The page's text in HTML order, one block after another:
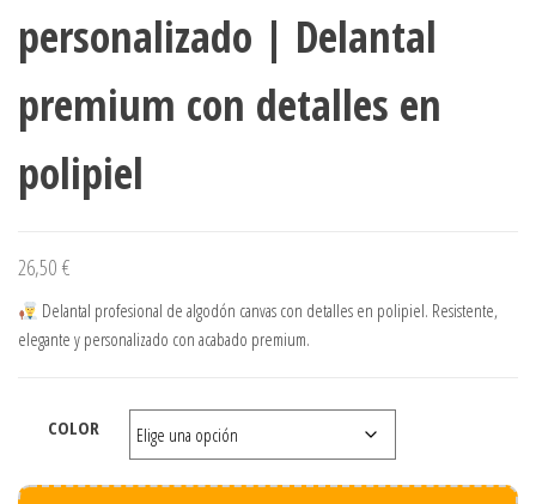
personalizado | Delantal
premium con detalles en
polipiel
26,50 €
Delantal profesional de algodón canvas con detalles en polipiel. Resistente,
elegante y personalizado con acabado premium.
COLOR